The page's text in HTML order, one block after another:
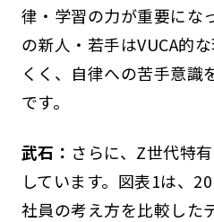
律・学習の力が重要にな
の新人・若手はVUCA的
くく、自律への苦手意識
です。
武石： さらに、Z世代特
しています。図表1は、
社員の考え方を比較した